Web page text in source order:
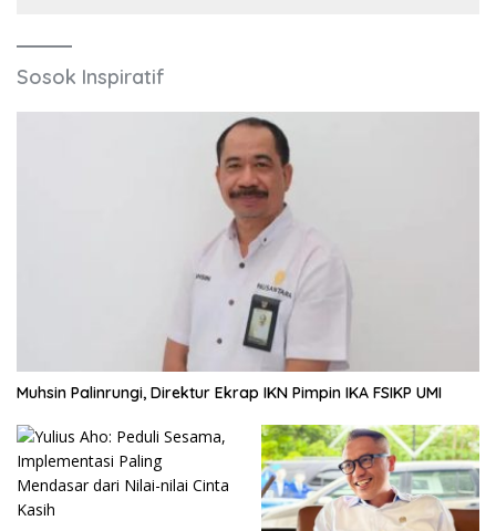
Sosok Inspiratif
Muhsin Palinrungi, Direktur Ekrap IKN Pimpin IKA FSIKP UMI